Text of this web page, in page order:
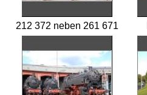
212 372 neben 261 671